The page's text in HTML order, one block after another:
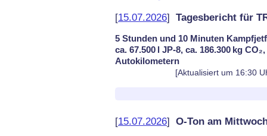
[15.07.2026] Tagesbericht für
5 Stunden und 10 Minuten
ca. 67.500 l JP-8, ca. 186.300 kg
Autokilometern
[Aktualisiert um 16:30
[15.07.2026] O-Ton am